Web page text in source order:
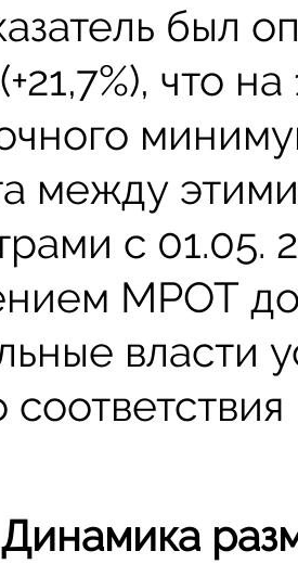
был
что
между
с 01.05.
МРОТ до
власти
Динамика